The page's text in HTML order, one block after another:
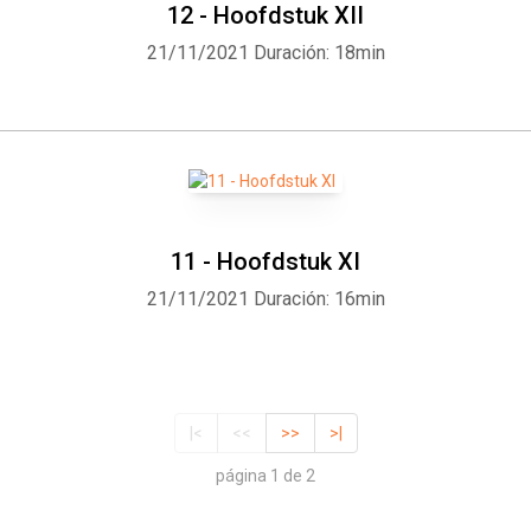
12 - Hoofdstuk XII
21/11/2021 Duración: 18min
11 - Hoofdstuk XI
21/11/2021 Duración: 16min
|< << >> >|
página 1 de 2